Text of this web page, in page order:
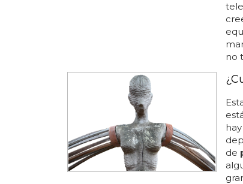
no
de